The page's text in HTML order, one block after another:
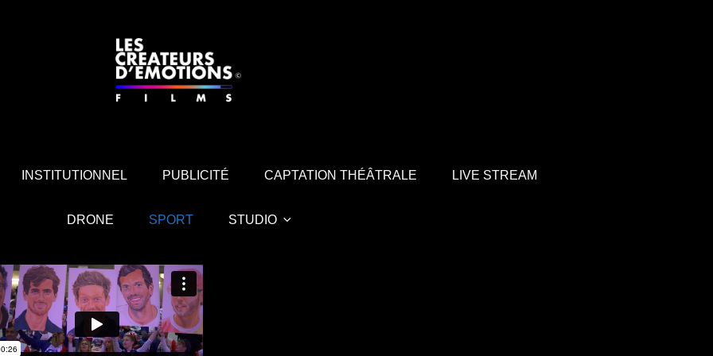
INSTITUTIONNEL PUBLICITÉ CAPTATION THÉÂTRALE LIVE STREAM
DRONE SPORT STUDIO